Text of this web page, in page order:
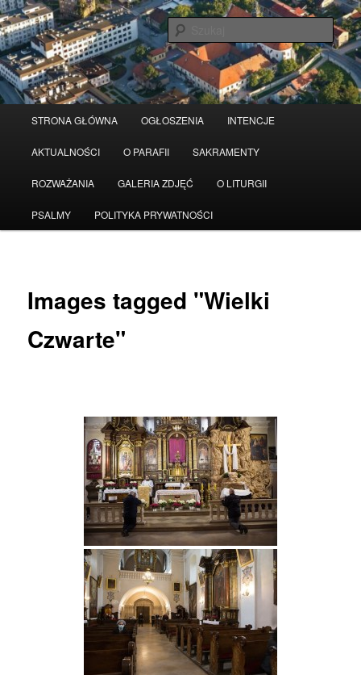
Przeskocz
do
tekstu
STRONA GŁÓWNA OGŁOSZENIA INTENCJE
AKTUALNOŚCI O PARAFII SAKRAMENTY
ROZWAŻANIA GALERIA ZDJĘĆ O LITURGII
PSALMY POLITYKA PRYWATNOŚCI
Images tagged "Wielki
Czwarte"
Serwis wykorzystuje pliki Cookies Czytaj więcej odrzuć